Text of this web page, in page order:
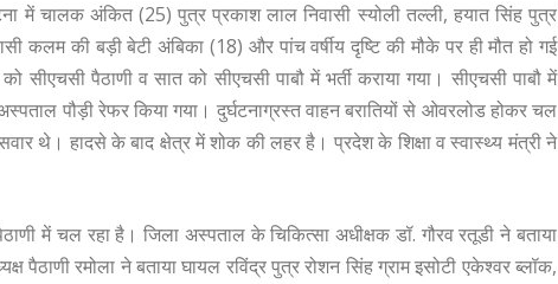
में चालक अंकित (25) पुत्र प्रकाश लाल निवासी स्योली तल्ली, हयात सिंह पुत्र
कलम की बड़ी बेटी अंबिका (18) और पांच वर्षीय दृष्टि की मौके पर ही मौत हो गई
सीएचसी पैठाणी व सात को सीएचसी पाबौ में भर्ती कराया गया। सीएचसी पाबौ में
पौड़ी रेफर किया गया। दुर्घटनाग्रस्त वाहन बरातियों से ओवरलोड होकर चल
थे। हादसे के बाद क्षेत्र में शोक की लहर है। प्रदेश के शिक्षा व स्वास्थ्य मंत्री ने
में चल रहा है। जिला अस्पताल के चिकित्सा अधीक्षक डॉ. गौरव रतूडी ने बताया
पैठाणी रमोला ने बताया घायल रविंद्र पुत्र रोशन सिंह ग्राम इसोटी एकेश्वर ब्लॉक,